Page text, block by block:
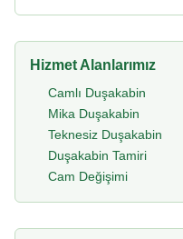
Hizmet Alanlarımız
Camlı Duşakabin
Mika Duşakabin
Teknesiz Duşakabin
Duşakabin Tamiri
Cam Değişimi